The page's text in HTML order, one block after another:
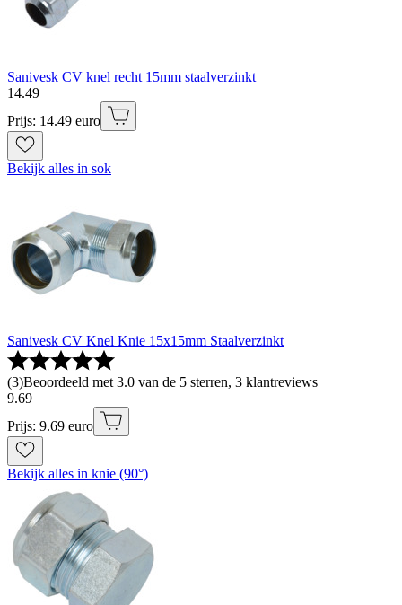
Sanivesk CV knel recht 15mm staalverzinkt
14.49
Prijs: 14.49 euro
Bekijk alles in sok
Sanivesk CV Knel Knie 15x15mm Staalverzinkt
(3)Beoordeeld met 3.0 van de 5 sterren, 3 klantreviews
9.69
Prijs: 9.69 euro
Bekijk alles in knie (90°)